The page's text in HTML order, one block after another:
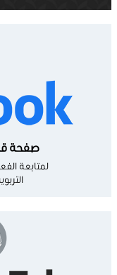
صفحة
لمتابعة